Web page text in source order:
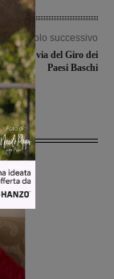
Articolo successivo
al via del Giro dei
Paesi Baschi